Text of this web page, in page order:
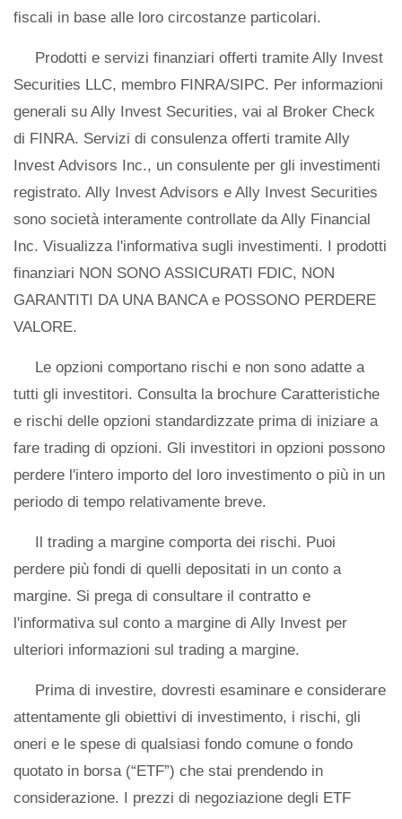
fiscali in base alle loro circostanze particolari.
Prodotti e servizi finanziari offerti tramite Ally Invest
Securities LLC, membro FINRA/SIPC. Per informazioni
generali su Ally Invest Securities, vai al Broker Check
di FINRA. Servizi di consulenza offerti tramite Ally
Invest Advisors Inc., un consulente per gli investimenti
registrato. Ally Invest Advisors e Ally Invest Securities
sono società interamente controllate da Ally Financial
Inc. Visualizza l'informativa sugli investimenti. I prodotti
finanziari NON SONO ASSICURATI FDIC, NON
GARANTITI DA UNA BANCA e POSSONO PERDERE
VALORE.
Le opzioni comportano rischi e non sono adatte a
tutti gli investitori. Consulta la brochure Caratteristiche
e rischi delle opzioni standardizzate prima di iniziare a
fare trading di opzioni. Gli investitori in opzioni possono
perdere l'intero importo del loro investimento o più in un
periodo di tempo relativamente breve.
Il trading a margine comporta dei rischi. Puoi
perdere più fondi di quelli depositati in un conto a
margine. Si prega di consultare il contratto e
l'informativa sul conto a margine di Ally Invest per
ulteriori informazioni sul trading a margine.
Prima di investire, dovresti esaminare e considerare
attentamente gli obiettivi di investimento, i rischi, gli
oneri e le spese di qualsiasi fondo comune o fondo
quotato in borsa (“ETF”) che stai prendendo in
considerazione. I prezzi di negoziazione degli ETF